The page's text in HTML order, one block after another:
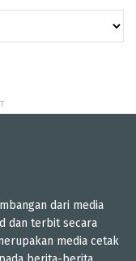
dari media
dan terbit secara
media cetak